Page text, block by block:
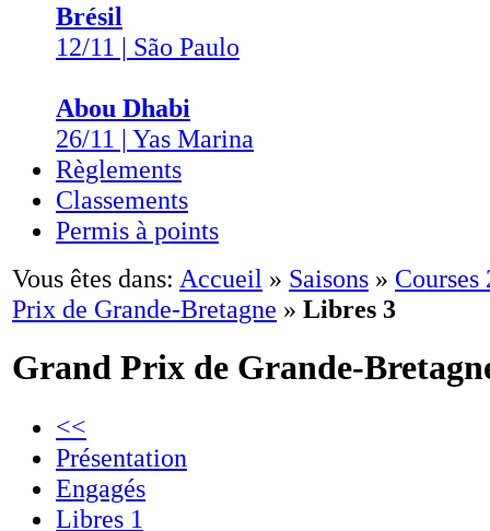
Brésil
12/11 | São Paulo
Abou Dhabi
26/11 | Yas Marina
Règlements
Classements
Permis à points
Vous êtes dans: Accueil » Saisons » Courses
Prix de Grande-Bretagne » Libres 3
Grand Prix de Grande-
<<
Présentation
Engagés
Libres 1